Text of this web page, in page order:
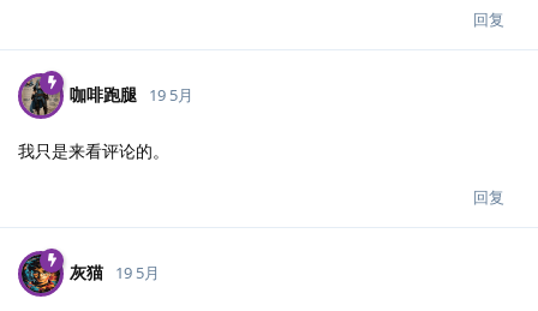
回复
咖啡跑腿 19 5月
我只是来看评论的。
回复
灰猫 19 5月